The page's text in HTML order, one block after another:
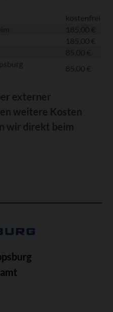
kostenfrei
185,00 €
85,00 €
externer
weitere Kosten
wir direkt beim